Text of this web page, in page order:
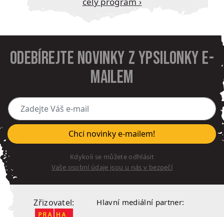
Odebírejte novinky z Ypsilonky e-
mailem
Zadejte Váš e-mail
Chci novinky e-mailem!
Kdykoli se můžete odhlásit
Vaše osobní údaje jsou u nás v bezpečí
Zřizovatel: Hlavní mediální partner: